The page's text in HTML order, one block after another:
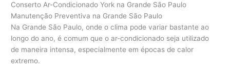
Conserto Ar-Condicionado York na Grande São Paulo
Manutenção Preventiva na Grande São Paulo
Na Grande São Paulo, onde o clima pode variar bastante ao
longo do ano, é comum que o ar-condicionado seja utilizado
de maneira intensa, especialmente em épocas de calor
extremo.